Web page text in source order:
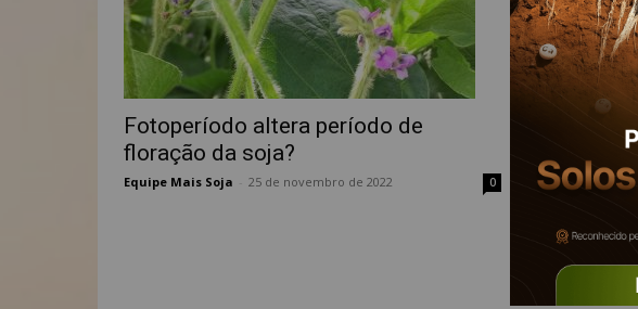
Fotoperíodo altera período de
floração da soja?
Equipe Mais Soja 25 de novembro de 2022 0